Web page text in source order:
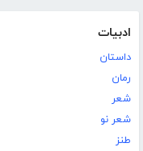
ادبیات
داستان
رمان
شعر
شعر نو
طنز